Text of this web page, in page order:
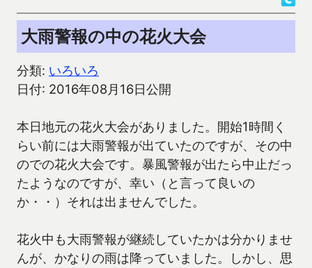
大雨警報の中の花火大会
分類: いろいろ
日付: 2016年08月16日公開
本日地元の花火大会がありました。開始1時間く
らい前には大雨警報が出ていたのですが、その中
のでの花火大会です。暴風警報が出たら中止だっ
たようなのですが、幸い（と言って良いの
か・・）それは出ませんでした。
花火中も大雨警報が継続していたかは分かりませ
んが、かなりの雨は降っていました。しかし、思